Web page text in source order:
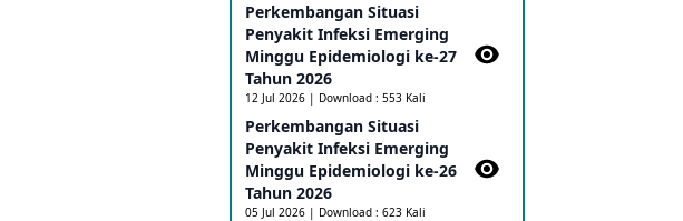
Outbreak Penyakti Ebola di RD
Kongo
Kasus Konfirmasi A(H5NN6) di
Cina
Perkembangan Situasi
Penyakit Infeksi Emerging
Minggu Epidemiologi ke-27
Tahun 2026
12 Jul 2026 | Download : 553 Kali
Perkembangan Situasi
Penyakit Infeksi Emerging
Minggu Epidemiologi ke-26
Tahun 2026
05 Jul 2026 | Download : 623 Kali